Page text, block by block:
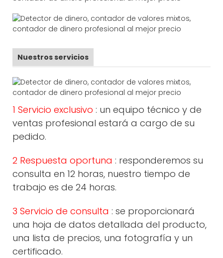
Nuestros servicios
1 Servicio exclusivo : un equipo técnico y de
ventas profesional estará a cargo de su
pedido.
2 Respuesta oportuna : responderemos su
consulta en 12 horas, nuestro tiempo de
trabajo es de 24 horas.
3 Servicio de consulta : se proporcionará
una hoja de datos detallada del producto,
una lista de precios, una fotografía y un
certificado.